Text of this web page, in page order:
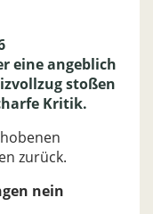
eine angeblich
stoßen
Kritik.
zurück.
nein